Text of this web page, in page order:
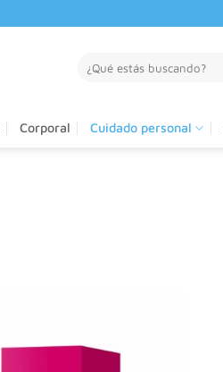
por:
Corporal Cuidado personal